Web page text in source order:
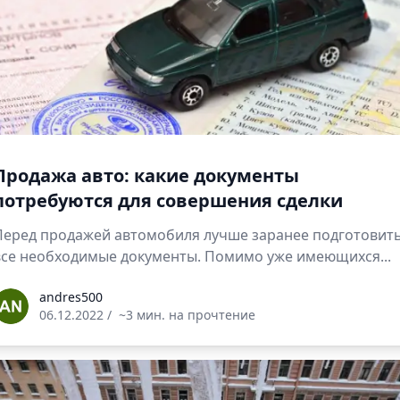
авто: какие документы
для совершения сделки
продажей автомобиля лучше заранее
необходимые документы. Помимо уже имеющихся...
andres500
06.12.2022 / ~3 мин. на прочтение